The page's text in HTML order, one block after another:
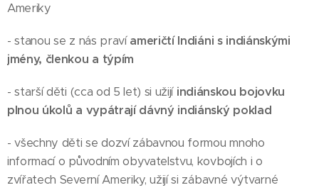
Ameriky
- stanou se z nás pravíameričtí Indiáni s indiánskými
jmény, členkou a týpím
- starší děti (cca od 5 let) si užijíindiánskou bojovku
plnou úkolů a vypátrají dávný indiánský poklad
- všechny děti se dozví zábavnou formou mnoho
informací o původním obyvatelstvu, kovbojích i o
zvířatech Severní Ameriky, užijí si zábavné výtvarné